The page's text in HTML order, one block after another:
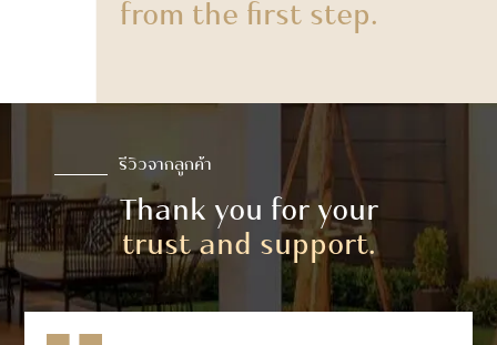
from the first step.
รีวิวจากลูกค้า
Thank you for your
trust and support.